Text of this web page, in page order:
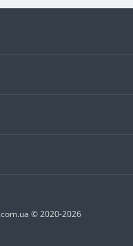
© 2020-2026